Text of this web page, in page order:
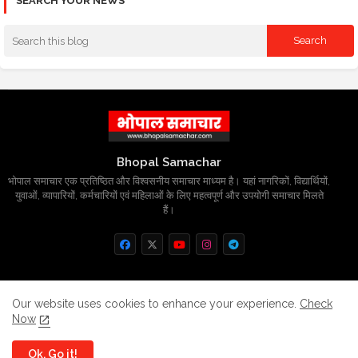
Bhopal Samachar
भोपाल समाचार एक प्रतिष्ठित और विश्वसनीय समाचार माध्यम है। यहां नागरिकों, विद्यार्थियों,
युवाओं, व्यापारियों, कर्मचारियों एवं महिलाओं के लिए महत्वपूर्ण और उपयोगी समाचार मिलते
हैं।
Home About Contact us
Privacy Policy
Our website uses cookies to enhance your experience. Check
Now
Ok, Go it!